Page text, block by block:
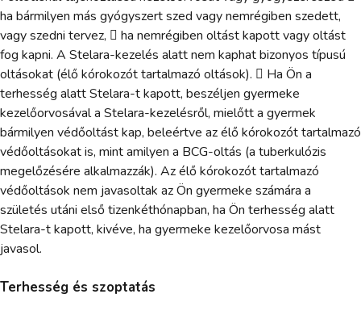
ha bármilyen más gyógyszert szed vagy nemrégiben szedett,
vagy szedni tervez,  ha nemrégiben oltást kapott vagy oltást
fog kapni. A Stelara-kezelés alatt nem kaphat bizonyos típusú
oltásokat (élő kórokozót tartalmazó oltások).  Ha Ön a
terhesség alatt Stelara-t kapott, beszéljen gyermeke
kezelőorvosával a Stelara-kezelésről, mielőtt a gyermek
bármilyen védőoltást kap, beleértve az élő kórokozót tartalmazó
védőoltásokat is, mint amilyen a BCG-oltás (a tuberkulózis
megelőzésére alkalmazzák). Az élő kórokozót tartalmazó
védőoltások nem javasoltak az Ön gyermeke számára a
születés utáni első tizenkéthónapban, ha Ön terhesség alatt
Stelara-t kapott, kivéve, ha gyermeke kezelőorvosa mást
javasol.
Terhesség és szoptatás